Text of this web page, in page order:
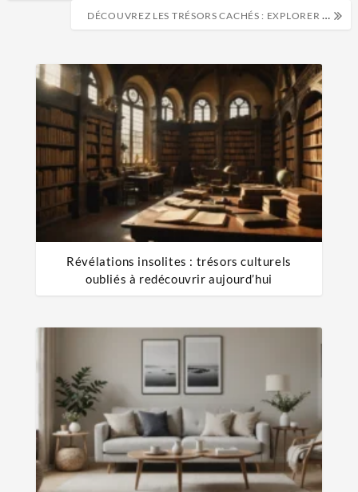
DÉCOUVREZ LES TRÉSORS CACHÉS : EXPLORER LA CULTURE COMME UN AVENTURIER CURIEUX
Révélations insolites : trésors culturels
oubliés à redécouvrir aujourd’hui